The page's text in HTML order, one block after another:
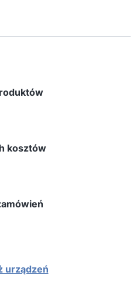
kosztów
urządzeń